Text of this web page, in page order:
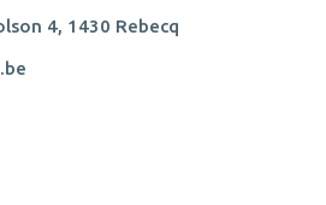
4, 1430 Rebecq